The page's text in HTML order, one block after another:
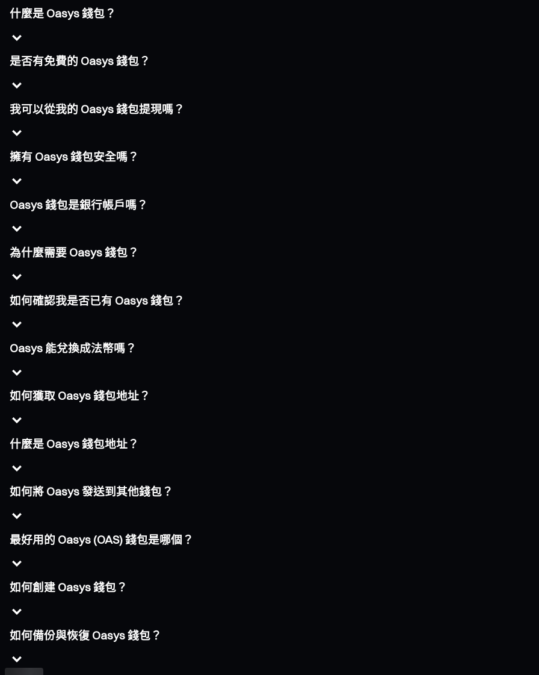
什麼是 Oasys 錢包？
是否有免費的 Oasys 錢包？
我可以從我的 Oasys 錢包提現嗎？
擁有 Oasys 錢包安全嗎？
Oasys 錢包是銀行帳戶嗎？
為什麼需要 Oasys 錢包？
如何確認我是否已有 Oasys 錢包？
Oasys 能兌換成法幣嗎？
如何獲取 Oasys 錢包地址？
什麼是 Oasys 錢包地址？
如何將 Oasys 發送到其他錢包？
最好用的 Oasys (OAS) 錢包是哪個？
如何創建 Oasys 錢包？
如何備份與恢復 Oasys 錢包？